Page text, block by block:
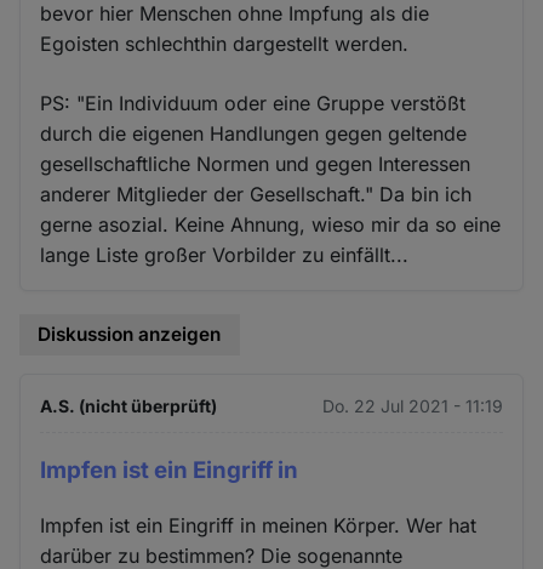
bevor hier Menschen ohne Impfung als die
Egoisten schlechthin dargestellt werden.
PS: "Ein Individuum oder eine Gruppe verstößt
durch die eigenen Handlungen gegen geltende
gesellschaftliche Normen und gegen Interessen
anderer Mitglieder der Gesellschaft." Da bin ich
gerne asozial. Keine Ahnung, wieso mir da so eine
lange Liste großer Vorbilder zu einfällt...
Diskussion anzeigen
A.S. (nicht überprüft) Do. 22 Jul 2021 - 11:19
Impfen ist ein Eingriff in
Impfen ist ein Eingriff in meinen Körper. Wer hat
darüber zu bestimmen? Die sogenannte